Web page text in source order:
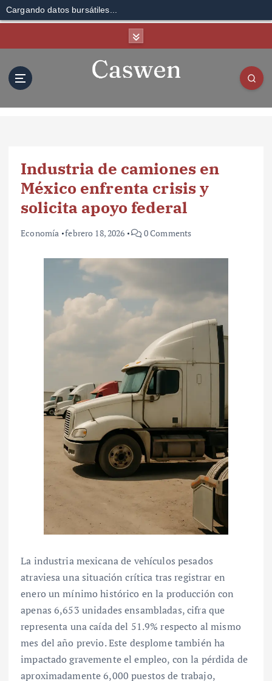
Cargando datos bursátiles...
Industria de camiones en
México enfrenta crisis y
solicita apoyo federal
Economía febrero 18, 2026 0 Comments
La industria mexicana de vehículos pesados
atraviesa una situación crítica tras registrar en
enero un mínimo histórico en la producción con
apenas 6,653 unidades ensambladas, cifra que
representa una caída del 51.9% respecto al mismo
mes del año previo. Este desplome también ha
impactado gravemente el empleo, con la pérdida de
aproximadamente 6,000 puestos de trabajo,